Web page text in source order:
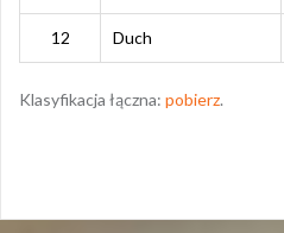
12 Duch
Klasyfikacja łączna: pobierz.